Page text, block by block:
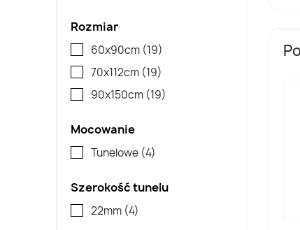
Rozmiar
60x90cm (19)
70x112cm (19)
90x150cm (19)
Mocowanie
Tunelowe (4)
Szerokość tunelu
22mm (4)